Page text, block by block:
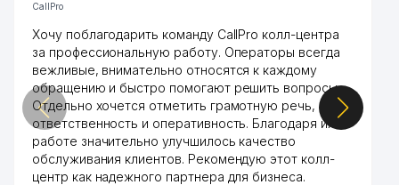
43 KANAKI ИндП 316 м
44 TEXNOSERV CA ИДП ДП 316 м
45
УЧЕБНЫЙ ЦЕНТР ПРИ
МИНИСТЕРСТВЕ ФИНАНСОВ
РЕСПУБЛИКИ УЗБЕКИСТАН
326 м
CallPro
Хочу поблагодарить команду CallPro колл-центра
за профессиональную работу. Операторы всегда
вежливые, внимательно относятся к каждому
обращению и быстро помогают решить вопросы.
Отдельно хочется отметить грамотную речь,
ответственность и оперативность. Благодаря их
работе значительно улучшилось качество
обслуживания клиентов. Рекомендую этот колл-
центр как надежного партнера для бизнеса.